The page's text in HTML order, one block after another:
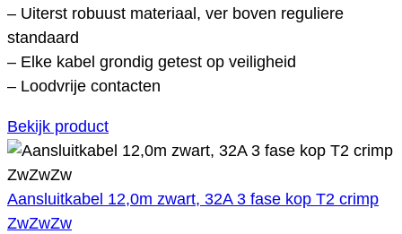
– Uiterst robuust materiaal, ver boven reguliere
standaard
– Elke kabel grondig getest op veiligheid
– Loodvrije contacten
Bekijk product
Aansluitkabel 12,0m zwart, 32A 3 fase kop T2 crimp
ZwZwZw